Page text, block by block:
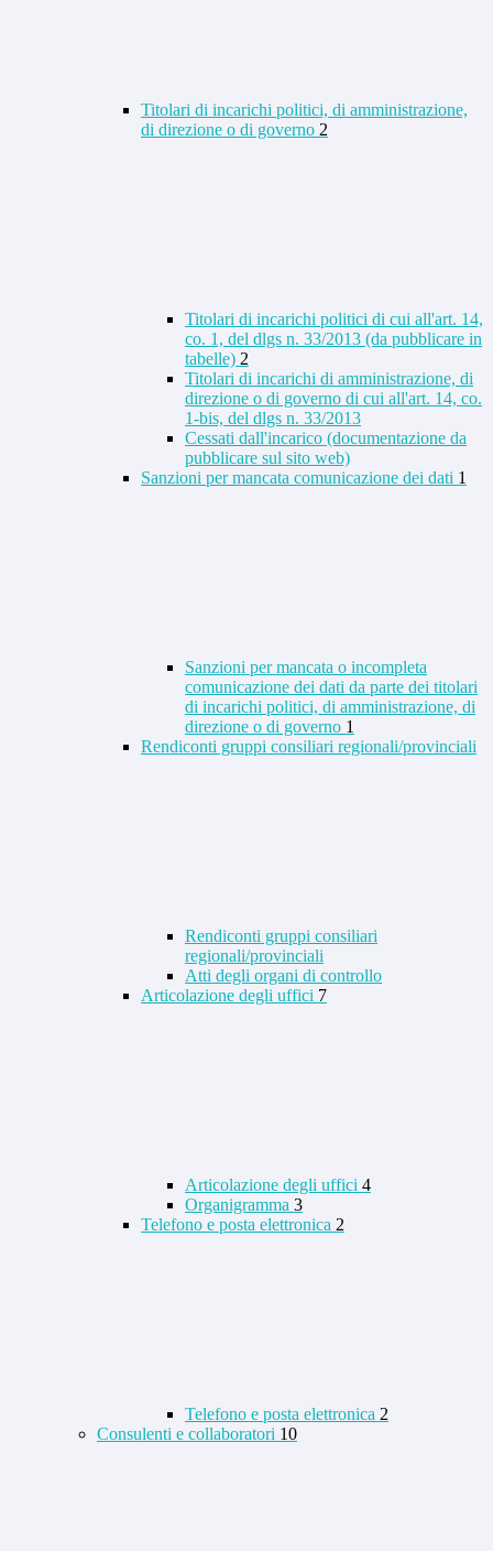
Titolari di incarichi politici, di amministrazione,
di direzione o di governo 2
Titolari di incarichi politici di cui all'art. 14,
co. 1, del dlgs n. 33/2013 (da pubblicare in
tabelle) 2
Titolari di incarichi di amministrazione, di
direzione o di governo di cui all'art. 14, co.
1-bis, del dlgs n. 33/2013
Cessati dall'incarico (documentazione da
pubblicare sul sito web)
Sanzioni per mancata comunicazione dei dati 1
Sanzioni per mancata o incompleta
comunicazione dei dati da parte dei titolari
di incarichi politici, di amministrazione, di
direzione o di governo 1
Rendiconti gruppi consiliari regionali/provinciali
Rendiconti gruppi consiliari
regionali/provinciali
Atti degli organi di controllo
Articolazione degli uffici 7
Articolazione degli uffici 4
Organigramma 3
Telefono e posta elettronica 2
Telefono e posta elettronica 2
Consulenti e collaboratori 10